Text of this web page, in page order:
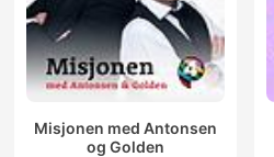
Misjonen med Antonsen
og Golden